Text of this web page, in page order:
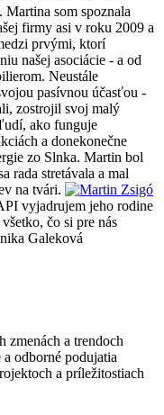
Martina som spoznala
firmy asi v roku 2009 a
prvými, ktorí
našej asociácie - a od
Neustále
pasívnou účasťou -
zostrojil svoj malý
ako funguje
a donekonečne
zo Slnka. Martin bol
rada stretávala a mal
na tvári.
vyjadrujem jeho rodine
čo si pre nás
Galeková
zmenách a trendoch
odborné podujatia
a príležitostiach